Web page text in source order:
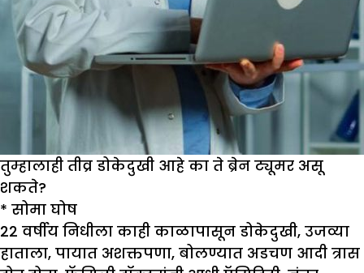
तुम्हालाही तीव्र डोकेदुखी आहे का ते ब्रेन ट्यूमर असू
शकते?
* सोमा घोष
22 वर्षीय निधीला काही काळापासून डोकेदुखी, उजव्या
हाताला, पायात अशक्तपणा, बोलण्यात अडचण आदी त्रास